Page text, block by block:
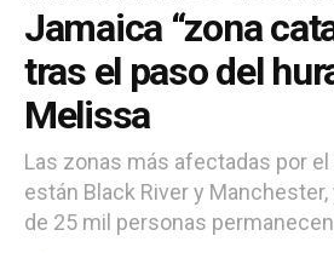
Jamaica “zona
tras el paso del
Melissa
Las zonas más afectadas por
están Black River y
de 25 mil personas